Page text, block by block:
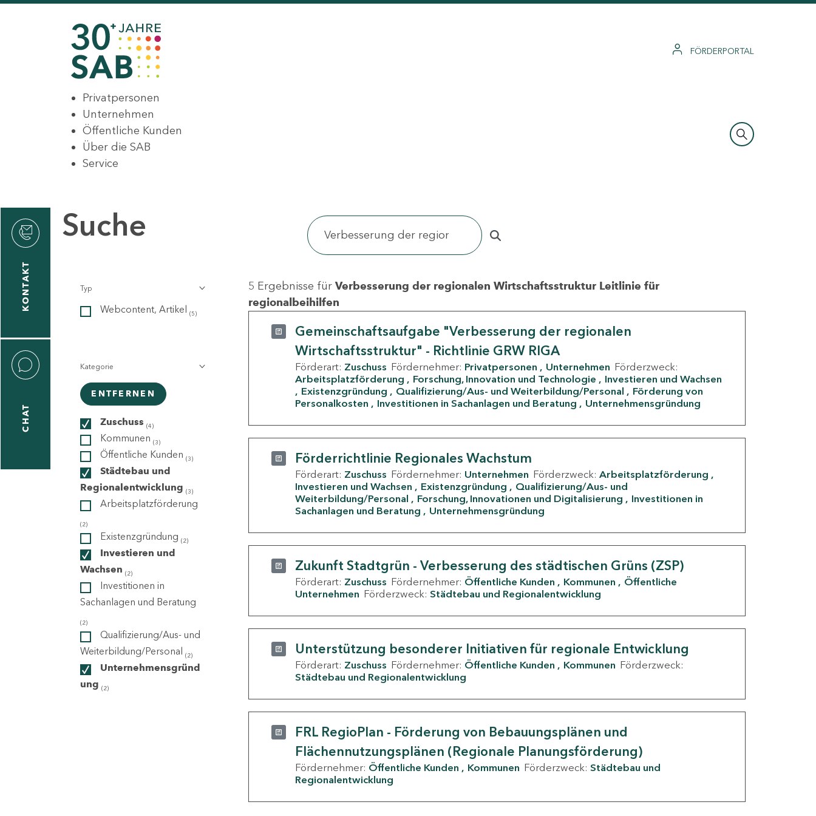
FÖRDERPORTAL
Privatpersonen
Unternehmen
Öffentliche Kunden
Über die SAB
Service
KONTAKT
CHAT
Suche
Typ
Webcontent, Artikel (5)
Kategorie
ENTFERNEN
Zuschuss (4)
Kommunen (3)
Öffentliche Kunden (3)
Städtebau und
Regionalentwicklung (3)
Arbeitsplatzförderung
(2)
Existenzgründung (2)
Investieren und
Wachsen (2)
Investitionen in
Sachanlagen und Beratung
(2)
Qualifizierung/Aus- und
Weiterbildung/Personal (2)
Unternehmensgründ
ung (2)
5 Ergebnisse für Verbesserung der regionalen Wirtschaftsstruktur Leitlinie für
regionalbeihilfen
Gemeinschaftsaufgabe "Verbesserung der regionalen
Wirtschaftsstruktur" - Richtlinie GRW RIGA
Förderart: Zuschuss Fördernehmer: Privatpersonen Unternehmen Förderzweck:
Arbeitsplatzförderung
Forschung, Innovation und Technologie
Investieren und Wachsen
Existenzgründung
Qualifizierung/Aus- und Weiterbildung/Personal
Förderung von
Personalkosten
Investitionen in Sachanlagen und Beratung Unternehmensgründung
Förderrichtlinie Regionales Wachstum
Förderart: Zuschuss Fördernehmer: Unternehmen Förderzweck: Arbeitsplatzförderung
Investieren und Wachsen
Existenzgründung
Qualifizierung/Aus- und
Weiterbildung/Personal
Forschung, Innovationen und Digitalisierung
Investitionen in
Sachanlagen und Beratung
Unternehmensgründung
Zukunft Stadtgrün - Verbesserung des städtischen Grüns (ZSP)
Förderart: Zuschuss Fördernehmer: Öffentliche Kunden Kommunen
Öffentliche
Unternehmen Förderzweck: Städtebau und Regionalentwicklung
Unterstützung besonderer Initiativen für regionale Entwicklung
Förderart: Zuschuss Fördernehmer: Öffentliche Kunden Kommunen Förderzweck:
Städtebau und Regionalentwicklung
FRL RegioPlan - Förderung von Bebauungsplänen und
Flächennutzungsplänen (Regionale Planungsförderung)
Fördernehmer: Öffentliche Kunden Kommunen Förderzweck: Städtebau und
Regionalentwicklung